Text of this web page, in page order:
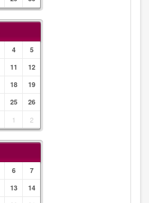
4
5
11
12
18
19
25
26
1 2
6
7
13
14